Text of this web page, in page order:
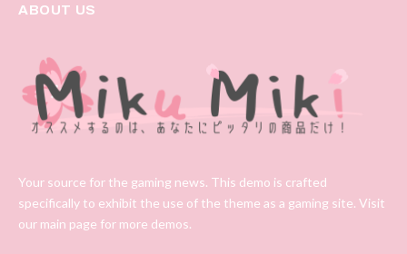
ABOUT US
Your source for the gaming news. This demo is crafted
specifically to exhibit the use of the theme as a gaming site. Visit
our main page for more demos.